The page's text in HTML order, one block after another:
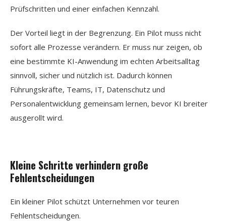
Prüfschritten und einer einfachen Kennzahl.
Der Vorteil liegt in der Begrenzung. Ein Pilot muss nicht
sofort alle Prozesse verändern. Er muss nur zeigen, ob
eine bestimmte KI-Anwendung im echten Arbeitsalltag
sinnvoll, sicher und nützlich ist. Dadurch können
Führungskräfte, Teams, IT, Datenschutz und
Personalentwicklung gemeinsam lernen, bevor KI breiter
ausgerollt wird.
Kleine Schritte verhindern große
Fehlentscheidungen
Ein kleiner Pilot schützt Unternehmen vor teuren
Fehlentscheidungen.